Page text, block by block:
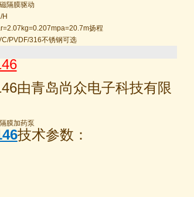
隔膜驱动
H
扬程
PVDF/316不锈钢可选
由青岛尚众电子科技有限
技术参数：